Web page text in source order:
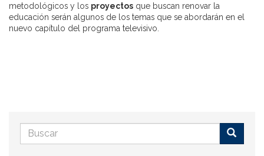
metodológicos y los proyectos que buscan renovar la
educación serán algunos de los temas que se abordarán en el
nuevo capítulo del programa televisivo.
Formulario
de